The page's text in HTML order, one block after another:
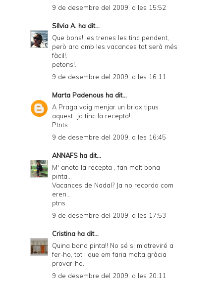
9 de desembre del 2009, a les 15:52
Sílvia A. ha dit...
Que bons! les trenes les tinc pendent,
però ara amb les vacances tot serà més
fàcil!.
petons!.
9 de desembre del 2009, a les 16:11
Marta Padenous ha dit...
A Praga vaig menjar un briox tipus
aquest...ja tinc la recepta!
Ptnts
9 de desembre del 2009, a les 16:45
ANNAFS ha dit...
M' anoto la recepta , fan molt bona
pinta...
Vacances de Nadal? Ja no recordo com
eren...
ptns.
9 de desembre del 2009, a les 17:53
Cristina ha dit...
Quina bona pinta!! No sé si m'atreviré a
fer-ho, tot i que em faria molta gràcia
provar-ho.
9 de desembre del 2009, a les 20:11